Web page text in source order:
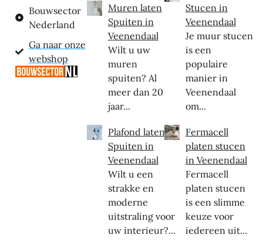
Bouwsector
Nederland
Ga naar onze
webshop
Muren laten
Spuiten in
Veenendaal
Wilt u uw
muren
spuiten? Al
meer dan 20
jaar...
Plafond laten
Spuiten in
Veenendaal
Wilt u een
strakke en
moderne
uitstraling voor
uw interieur?...
Stucen in
Veenendaal
Je muur stucen
is een
populaire
manier in
Veenendaal
om...
Fermacell
platen stucen
in Veenendaal
Fermacell
platen stucen
is een slimme
keuze voor
iedereen uit...